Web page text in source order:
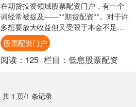
在期货投资领域股票配资门户，有一个
词经常被提及——**期货配资**。对于许
多想要放大收益但又受限于本金不足的
投资者来说，这似乎是一条“捷径”。那
么，期货配资到底....
股票配资门户
阅读： 125 栏目： 低息股票配资
共 1 页/1 条记录